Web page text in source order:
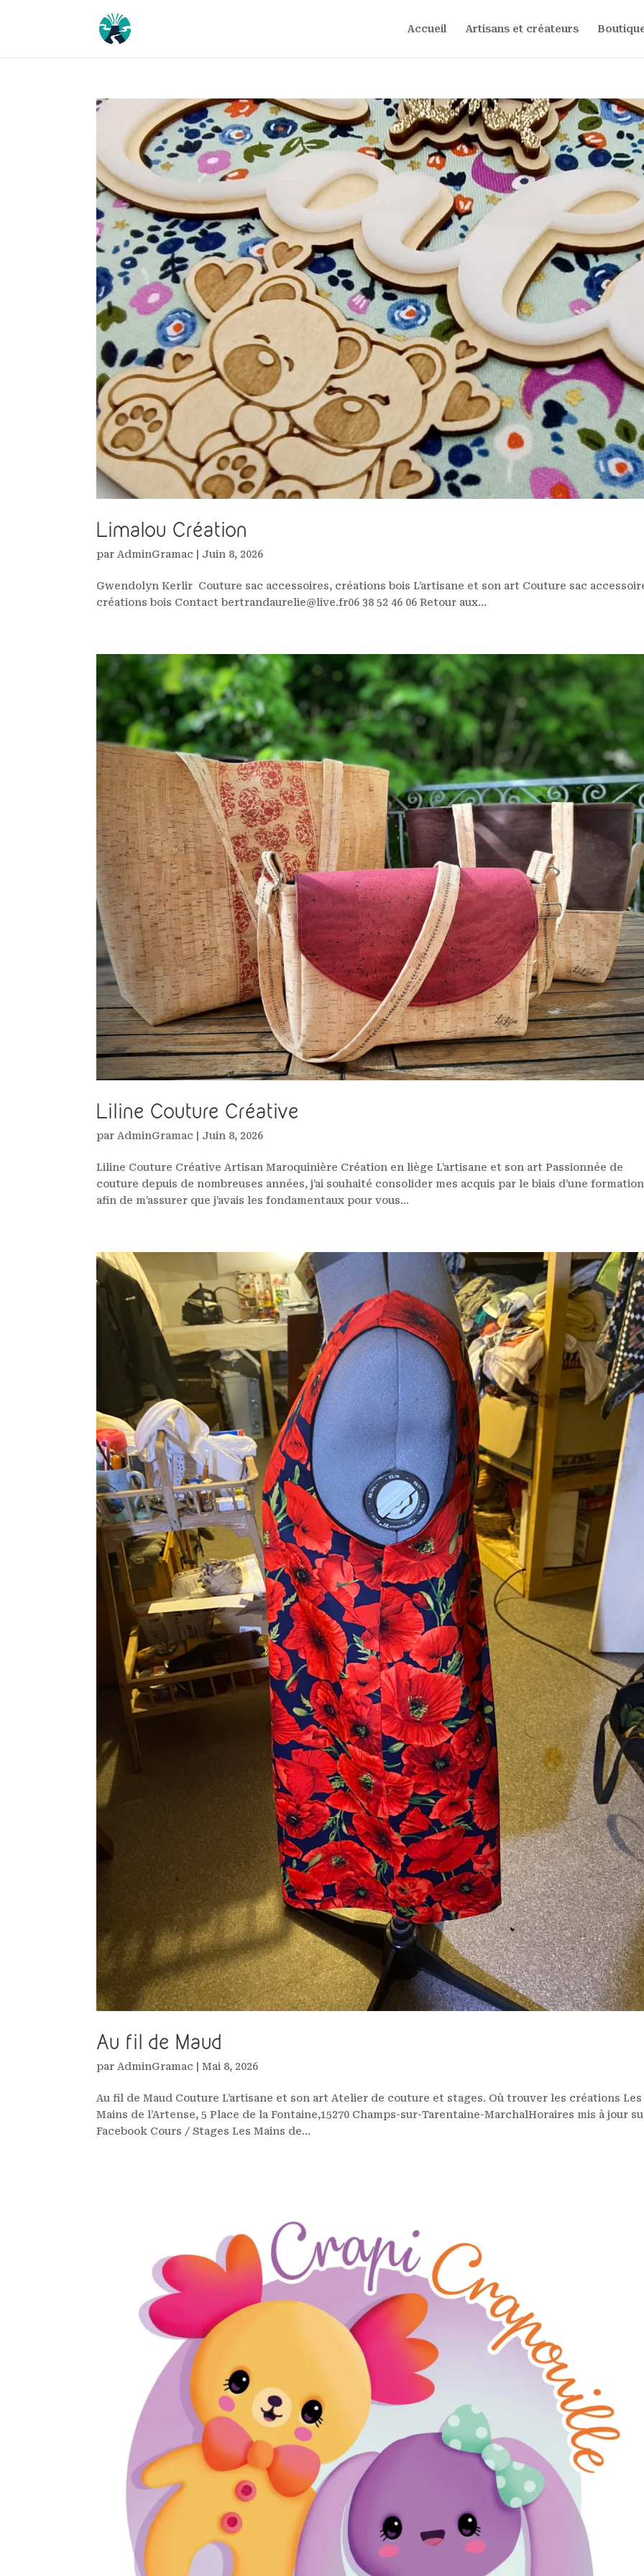
Accueil Artisans et créateurs
Limalou Création
par AdminGramac | Juin 8, 2026
Gwendolyn Kerlir Couture sac accessoires, créations bois L’artisane et son art Couture sac
créations bois Contact bertrandaurelie@live.fr06 38 52 46 06 Retour aux...
Liline Couture Créative
parAdminGramac Juin 8, 2026
Liline Couture Créative Artisan Maroquinière Création en liège L’artisane et son art Passionnée de
couture depuis de nombreuses années, j’ai souhaité consolider mes acquis par le biais d’une formation
afin de m’assurer que j’avais les fondamentaux pour vous...
Au fil de Maud
par AdminGramac |Mai 8, 2026
Au fil de Maud Couture L’artisane et son art Atelier de couture et stages. Où trouver les créations Les
Mains de l’Artense, 5 Place de la Fontaine,15270 Champs-sur-Tarentaine-MarchalHoraires mis à jour
Facebook Cours / Stages Les Mains de...